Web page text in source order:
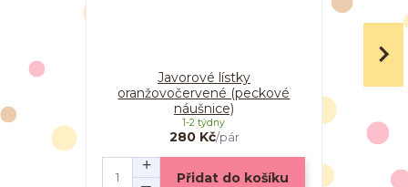
Javorové lístky
oranžovočervené (peckové
náušnice)
280 Kč/pár
1-2 týdny
Přidat do košíku